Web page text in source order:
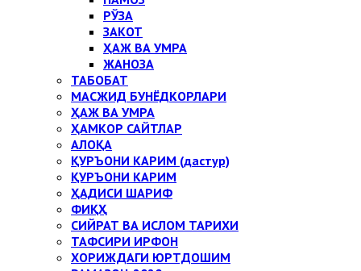
РЎЗА
ЗАКОТ
ҲАЖ ВА УМРА
ЖАНОЗА
ТАБОБАТ
МАСЖИД БУНЁДКОРЛАРИ
ҲАЖ ВА УМРА
ҲАМКОР САЙТЛАР
АЛОҚА
ҚУРЪОНИ КАРИМ (дастур)
ҚУРЪОНИ КАРИМ
ҲАДИСИ ШАРИФ
ФИҚҲ
СИЙРАТ ВА ИСЛОМ ТАРИХИ
ТАФСИРИ ИРФОН
ХОРИЖДАГИ ЮРТДОШИМ